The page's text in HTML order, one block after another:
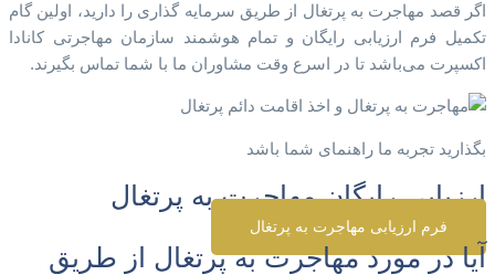
اگر قصد مهاجرت به پرتغال از طریق سرمایه گذاری را دارید، اولین گام
تکمیل فرم ارزیابی رایگان و تمام هوشمند سازمان مهاجرتی کانادا
اکسپرت می‌باشد تا در اسرع وقت مشاوران ما با شما تماس بگیرند.
بگذارید تجربه ما راهنمای شما باشد
ارزیابی رایگان مهاجرت به پرتغال
فرم ارزیابی مهاجرت به پرتغال
آیا در مورد مهاجرت به پرتغال از طریق